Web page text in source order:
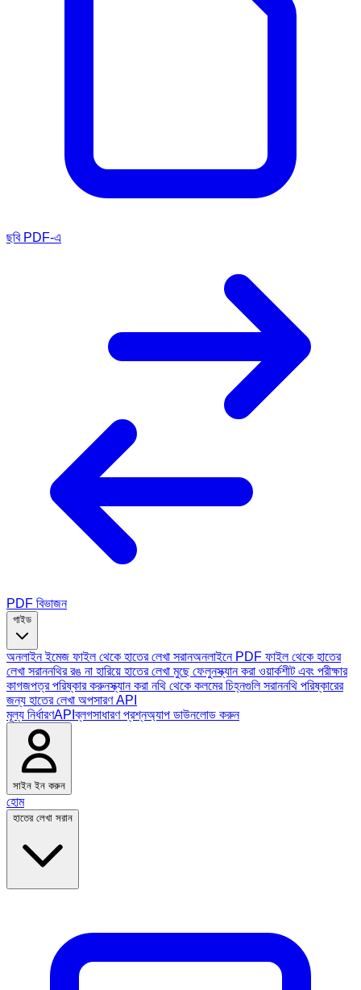
ছবি PDF-এ
PDF বিভাজন
গাইড
অনলাইন ইমেজ ফাইল থেকে হাতের লেখা সরানঅনলাইনে PDF ফাইল থেকে হাতের
লেখা সরাননথির রঙ না হারিয়ে হাতের লেখা মুছে ফেলুনস্ক্যান করা ওয়ার্কশীট এবং পরীক্ষার
কাগজপত্র পরিষ্কার করুনস্ক্যান করা নথি থেকে কলমের চিহ্নগুলি সরাননথি পরিষ্কারের
জন্য হাতের লেখা অপসারণ API
মূল্য নির্ধারণAPIব্লগসাধারণ প্রশ্নঅ্যাপ ডাউনলোড করুন
সাইন ইন করুন
হোম
হাতের লেখা সরান